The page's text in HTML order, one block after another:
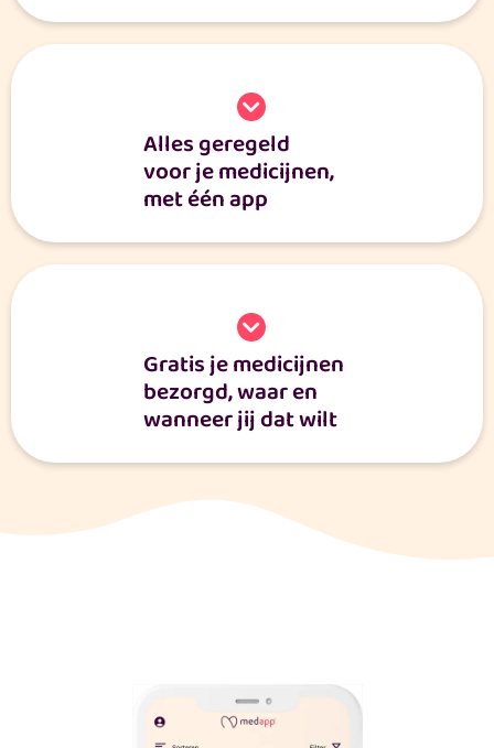
Alles geregeld
voor je medicijnen,
met één app
Gratis je medicijnen
bezorgd, waar en
wanneer jij dat wilt